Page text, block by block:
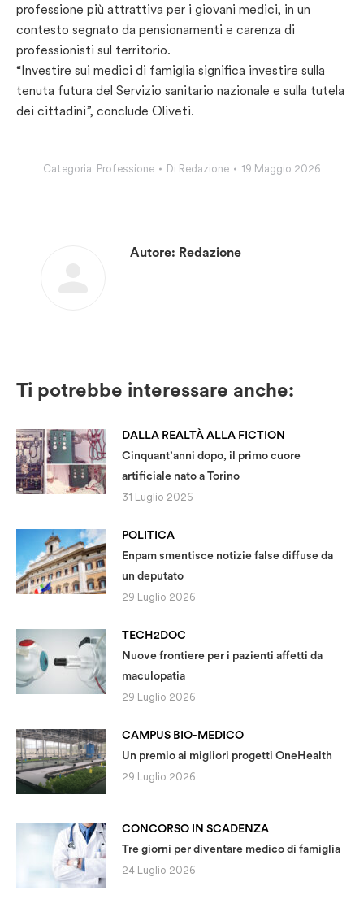
professione più attrattiva per i giovani medici, in un
contesto segnato da pensionamenti e carenza di
professionisti sul territorio.
“Investire sui medici di famiglia significa investire sulla
tenuta futura del Servizio sanitario nazionale e sulla tutela
dei cittadini”, conclude Oliveti.
Categoria: Professione Di Redazione 19 Maggio 2026
Autore: Redazione
Ti potrebbe interessare anche:
DALLA REALTÀ ALLA FICTION
Cinquant’anni dopo, il primo cuore
artificiale nato a Torino
31 Luglio 2026
POLITICA
Enpam smentisce notizie false diffuse da
un deputato
29 Luglio 2026
TECH2DOC
Nuove frontiere per i pazienti affetti da
maculopatia
29 Luglio 2026
CAMPUS BIO-MEDICO
Un premio ai migliori progetti OneHealth
29 Luglio 2026
CONCORSO IN SCADENZA
Tre giorni per diventare medico di famiglia
24 Luglio 2026